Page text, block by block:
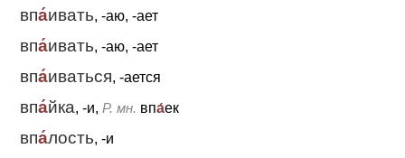
впа́ивать, -аю, -ает
впа́ивать, -аю, -ает
впа́иваться, -ается
впа́йка, -и, Р. мн. впа́ек
впа́лость, -и